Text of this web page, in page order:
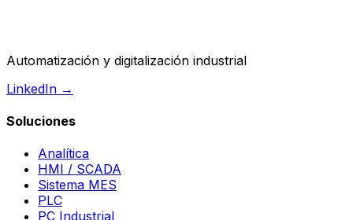
Automatización y digitalización industrial
LinkedIn →
Soluciones
Analítica
HMI / SCADA
Sistema MES
PLC
PC Industrial